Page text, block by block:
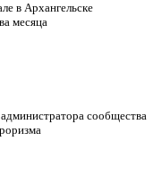
в Архангельске
месяца
сообщества